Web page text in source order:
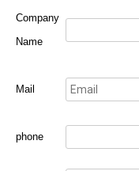
Company
Name
Mail
phone